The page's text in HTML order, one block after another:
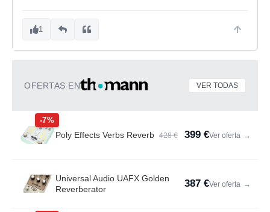
1
OFERTAS EN VER TODAS
-7%
Poly Effects Verbs Reverb 428 € 399 €Ver oferta →
Universal Audio UAFX Golden
Reverberator
387 €Ver oferta →